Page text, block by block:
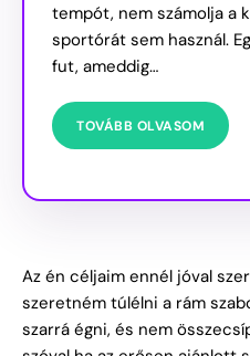
tempót, nem számolja a
sportórát sem használ.
fut, ameddig…
TOVÁBB OLVASOM
Az én céljaim ennél jóval
szeretném túlélni a rám
szarrá égni, és nem